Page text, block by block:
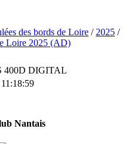
des bords de Loire / 2025 /
Loire 2025 (AD)
400D DIGITAL
Nantais